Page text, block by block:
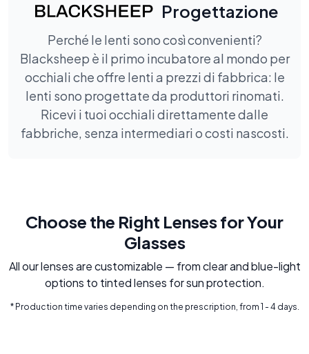
Progettazione
Perché le lenti sono così convenienti?
Blacksheep è il primo incubatore al mondo per
occhiali che offre lenti a prezzi di fabbrica: le
lenti sono progettate da produttori rinomati.
Ricevi i tuoi occhiali direttamente dalle
fabbriche, senza intermediari o costi nascosti.
Choose the Right Lenses for Your
Glasses
All our lenses are customizable — from clear and blue-light
options to tinted lenses for sun protection.
* Production time varies depending on the prescription, from 1 - 4 days.